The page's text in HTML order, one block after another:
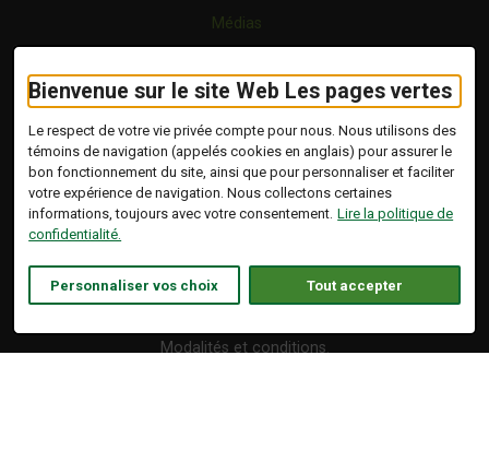
Bienvenue sur le site Web Les pages vertes
Le respect de votre vie privée compte pour nous. Nous utilisons des
témoins de navigation (appelés cookies en anglais) pour assurer le
bon fonctionnement du site, ainsi que pour personnaliser et faciliter
votre expérience de navigation. Nous collectons certaines
informations, toujours avec votre consentement. Lire la politique de
confidentialité.
Personnaliser vos choix Tout accepter
Médias
Forfaits
Certification écoresponsable
Nous joindre
Vidéo
Copyright © 2026 Tous droits réservés.
Les Pages Vertes | Répertoire d'entreprises
Modalités et conditions.